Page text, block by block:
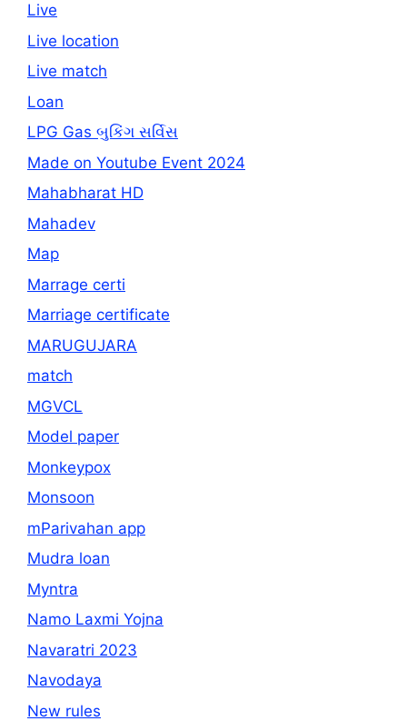
Live
Live location
Live match
Loan
LPG Gas બુકિંગ સર્વિસ
Made on Youtube Event 2024
Mahabharat HD
Mahadev
Map
Marrage certi
Marriage certificate
MARUGUJARA
match
MGVCL
Model paper
Monkeypox
Monsoon
mParivahan app
Mudra loan
Myntra
Namo Laxmi Yojna
Navaratri 2023
Navodaya
New rules